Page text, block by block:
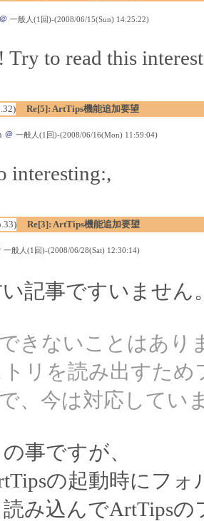
＠ 一般人(1回)-(2008/06/15(Sun) 14:25:22)
Try to read this
Re[5]: ArtTips機能追加要望
＠ 一般人(1回)-(2008/06/16(Mon) 11:59:04)
interesting:,
Re[3]: ArtTips機能追加要望
一般人(1回)-(2008/06/28(Sat) 12:30:14)
記事ですいません
きないことはあり
トリを読み出すた
、今は対応してい
の事ですが、
の起動時にフ
読み込んでArtTips